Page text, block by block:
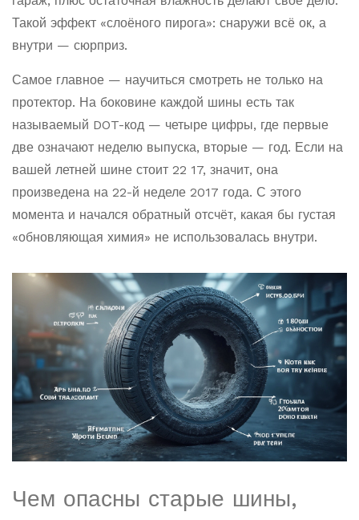
Такой эффект «слоёного пирога»: снаружи всё ок, а
внутри — сюрприз.
Самое главное — научиться смотреть не только на
протектор. На боковине каждой шины есть так
называемый DOT-код — четыре цифры, где первые
две означают неделю выпуска, вторые — год. Если на
вашей летней шине стоит 22 17, значит, она
произведена на 22-й неделе 2017 года. С этого
момента и начался обратный отсчёт, какая бы густая
«обновляющая химия» не использовалась внутри.
Чем опасны старые шины,